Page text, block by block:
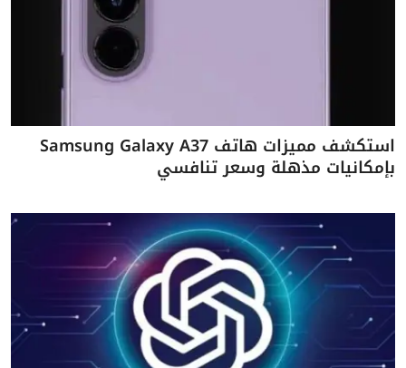
استكشف مميزات هاتف Samsung Galaxy A37
بإمكانيات مذهلة وسعر تنافسي